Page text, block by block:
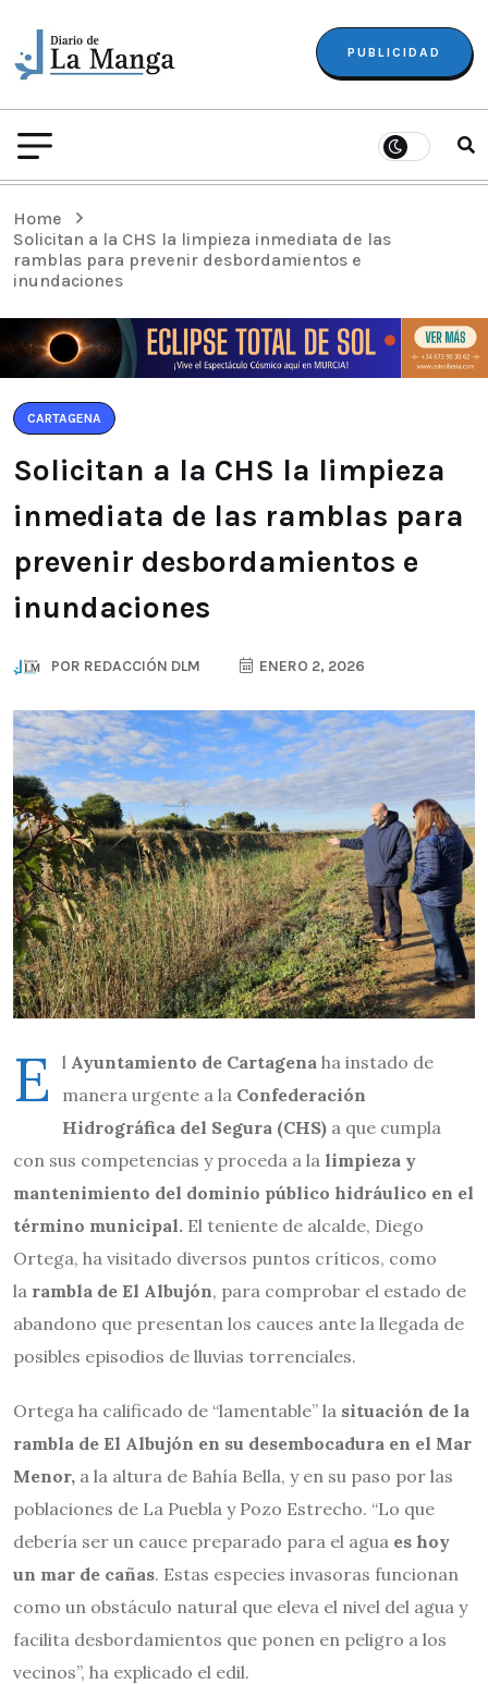
PUBLICIDAD
Home
Solicitan a la CHS la limpieza inmediata de las
ramblas para prevenir desbordamientos e
inundaciones
CARTAGENA
Solicitan a la CHS la limpieza
inmediata de las ramblas para
prevenir desbordamientos e
inundaciones
POR REDACCIÓN DLM ENERO 2, 2026
E l Ayuntamiento de Cartagena ha instado de
manera urgente a la Confederación
Hidrográfica del Segura (CHS) a que cumpla
con sus competencias y proceda a la limpieza y
mantenimiento del dominio público hidráulico en el
término municipal. El teniente de alcalde, Diego
Ortega, ha visitado diversos puntos críticos, como
la rambla de El Albujón, para comprobar el estado de
abandono que presentan los cauces ante la llegada de
posibles episodios de lluvias torrenciales.
Ortega ha calificado de “lamentable” la situación de la
rambla de El Albujón en su desembocadura en el Mar
Menor, a la altura de Bahía Bella, y en su paso por las
poblaciones de La Puebla y Pozo Estrecho. “Lo que
debería ser un cauce preparado para el agua es hoy
un mar de cañas. Estas especies invasoras funcionan
como un obstáculo natural que eleva el nivel del agua y
facilita desbordamientos que ponen en peligro a los
vecinos”, ha explicado el edil.